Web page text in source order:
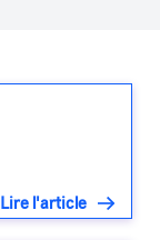
Lire l'article